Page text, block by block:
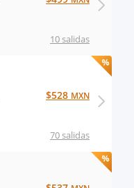
10 salidas
70 salidas
$528 MXN